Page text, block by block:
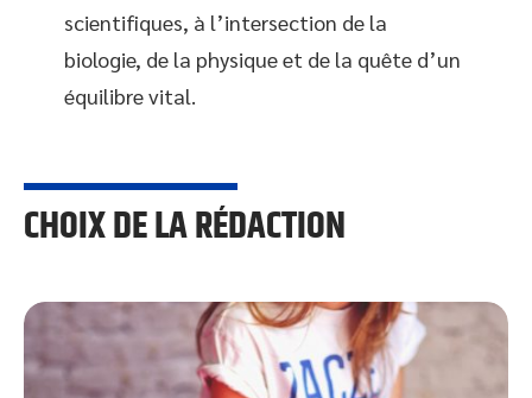
scientifiques, à l’intersection de la
biologie, de la physique et de la quête d’un
équilibre vital.
CHOIX DE LA RÉDACTION